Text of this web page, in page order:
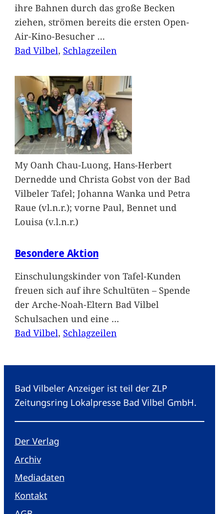
ihre Bahnen durch das große Becken
ziehen, strömen bereits die ersten Open-
Air-Kino-Besucher …
Bad Vilbel, Schlagzeilen
My Oanh Chau-Luong, Hans-Herbert
Dernedde und Christa Gobst von der Bad
Vilbeler Tafel; Johanna Wanka und Petra
Raue (vl.n.r.); vorne Paul, Bennet und
Louisa (v.l.n.r.)
Besondere Aktion
Einschulungskinder von Tafel-Kunden
freuen sich auf ihre Schultüten – Spende
der Arche-Noah-Eltern Bad Vilbel
Schulsachen und eine …
Bad Vilbel, Schlagzeilen
Bad Vilbeler Anzeiger ist teil der ZLP
Zeitungsring Lokalpresse Bad Vilbel GmbH.
Der Verlag
Archiv
Mediadaten
Kontakt